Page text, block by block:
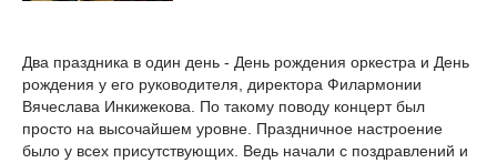
Два праздника в один день - День рождения оркестра и День
рождения у его руководителя, директора Филармонии
Вячеслава Инкижекова. По такому поводу концерт был
просто на высочайшем уровне. Праздничное настроение
было у всех присутствующих. Ведь начали с поздравлений и